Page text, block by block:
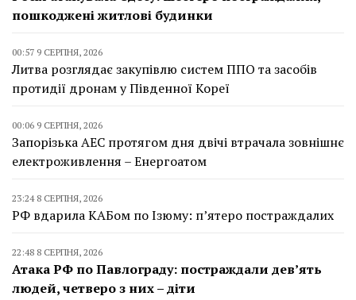
пошкоджені житлові будинки
00:57 9 СЕРПНЯ, 2026
Литва розглядає закупівлю систем ППО та засобів
протидії дронам у Південної Кореї
00:06 9 СЕРПНЯ, 2026
Запорізька АЕС протягом дня двічі втрачала зовнішнє
електроживлення – Енергоатом
23:24 8 СЕРПНЯ, 2026
РФ вдарила КАБом по Ізюму: п’ятеро постраждалих
22:48 8 СЕРПНЯ, 2026
Атака РФ по Павлограду: постраждали дев’ять
людей, четверо з них – діти